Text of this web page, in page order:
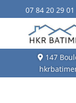
07 84 20 29 01
147